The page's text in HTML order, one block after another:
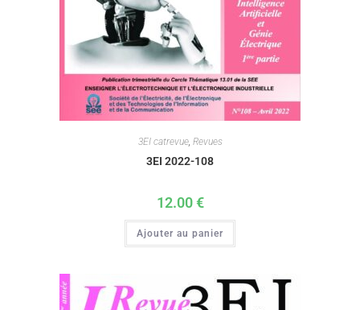
3EI catrevue, Revues
3EI 2022-108
12.00€
Ajouter au panier